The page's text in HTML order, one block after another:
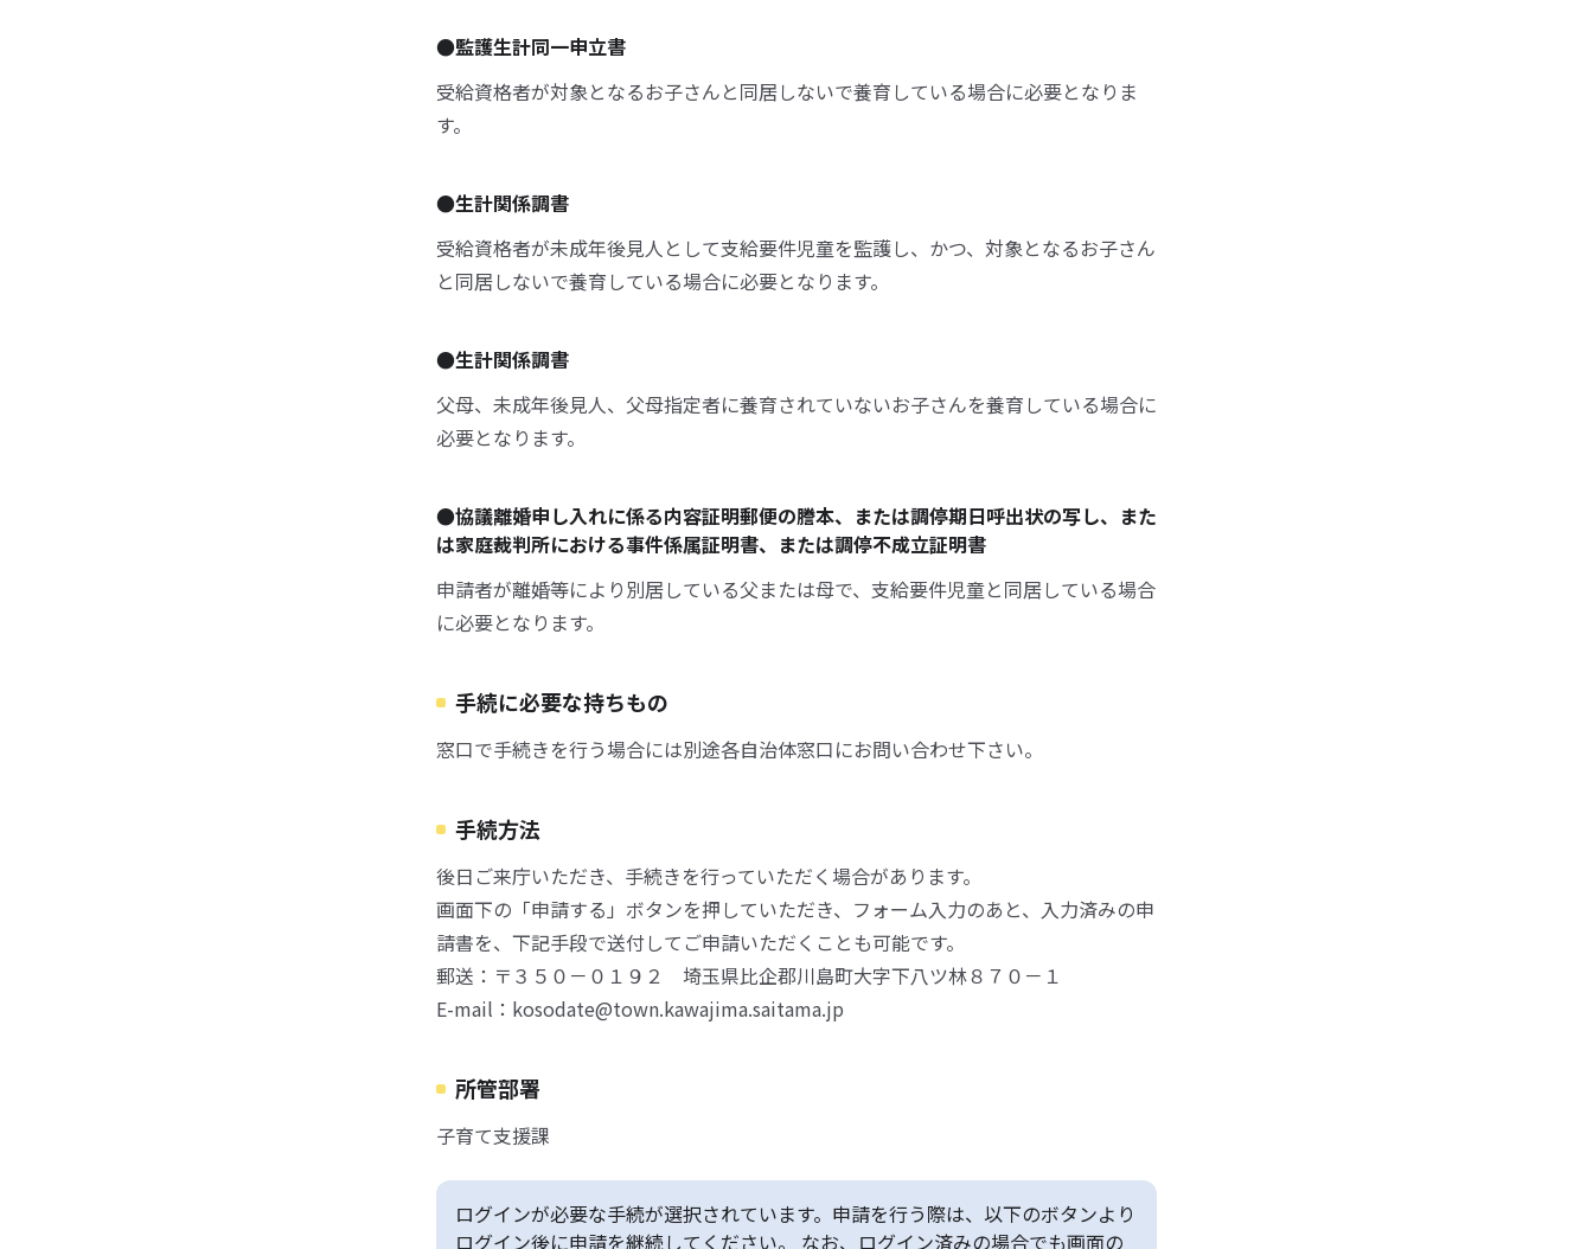
●監護生計同一申立書
受給資格者が対象となるお子さんと同居しないで養育している場合に必要となりま
す。
●生計関係調書
受給資格者が未成年後見人として支給要件児童を監護し、かつ、対象となるお子さん
と同居しないで養育している場合に必要となります。
●生計関係調書
父母、未成年後見人、父母指定者に養育されていないお子さんを養育している場合に
必要となります。
●協議離婚申し入れに係る内容証明郵便の謄本、または調停期日呼出状の写し、また
は家庭裁判所における事件係属証明書、または調停不成立証明書
申請者が離婚等により別居している父または母で、支給要件児童と同居している場合
に必要となります。
手続に必要な持ちもの
窓口で手続きを行う場合には別途各自治体窓口にお問い合わせ下さい。
手続方法
後日ご来庁いただき、手続きを行っていただく場合があります。
画面下の「申請する」ボタンを押していただき、フォーム入力のあと、入力済みの申
請書を、下記手段で送付してご申請いただくことも可能です。
郵送：〒３５０－０１９２ 埼玉県比企郡川島町大字下八ツ林８７０－１
E-mail：kosodate@town.kawajima.saitama.jp
所管部署
子育て支援課
ログインが必要な手続が選択されています。申請を行う際は、以下のボタンより
ログイン後に申請を継続してください。 なお、ログイン済みの場合でも画面の